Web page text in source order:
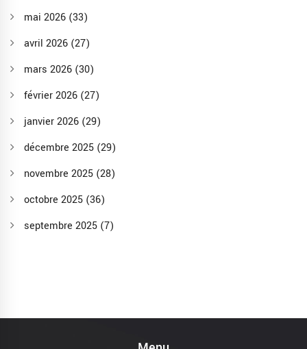
mai 2026 (33)
avril 2026 (27)
mars 2026 (30)
février 2026 (27)
janvier 2026 (29)
décembre 2025 (29)
novembre 2025 (28)
octobre 2025 (36)
septembre 2025 (7)